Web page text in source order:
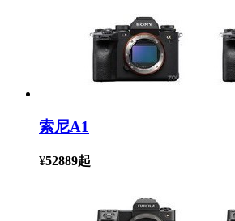
索尼A1
¥52889起